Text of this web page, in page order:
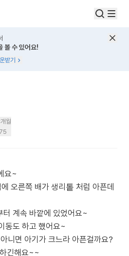
볼 수 있어요!
받기
월
요~
오른쪽 배가 생리톹 처럼 아픈데
터 계속 바깥에 있었어요~
동도 하고 했어요~
니면 아기가 크느라 아픈걸까요?
긴해요~~